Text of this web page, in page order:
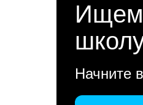
Ищем
Начните